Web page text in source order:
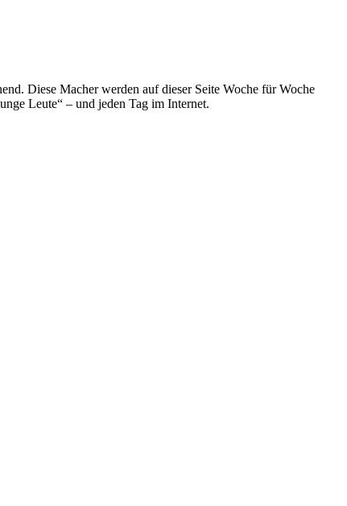
Diese Macher werden auf dieser Seite Woche für Woche
Leute“ – und jeden Tag im Internet.